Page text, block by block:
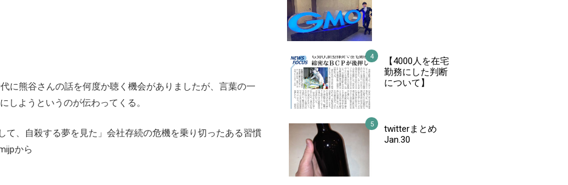
代に熊谷さんの話を何度か聴く機会がありましたが、言葉の一
しようというのが伝わってくる。
て、自殺する夢を見た」会社存続の危機を乗り切ったある習慣
から
【4000人を在宅
勤務にした判断
について】
twitterまとめ
Jan.30